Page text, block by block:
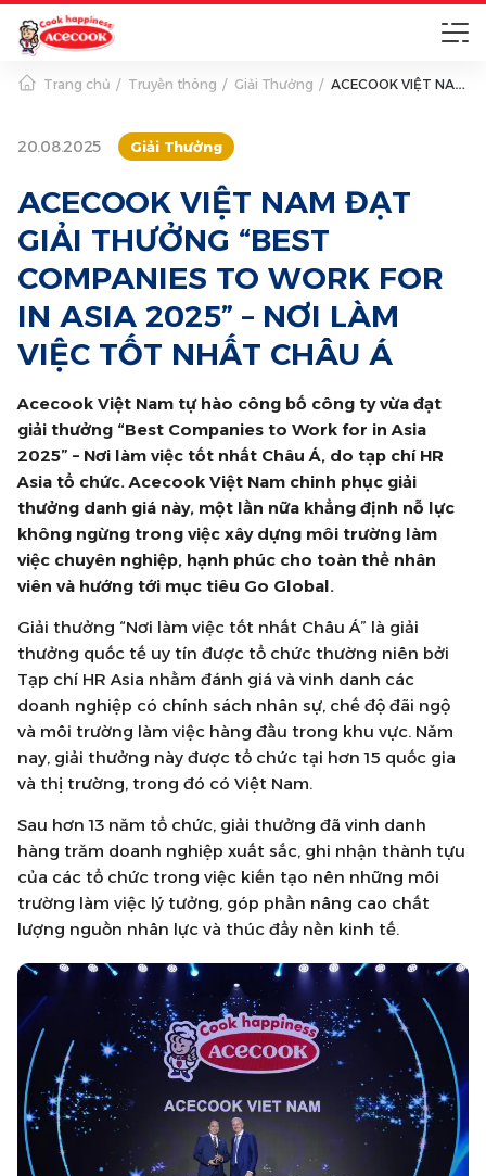
Trang chủ Truyền thông Giải Thưởng ACECOOK VIỆT NAM ĐẠT GIẢI THƯỞNG “BEST COMPANIES TO WORK FOR IN ASIA 2025” – NƠI LÀM VIỆC TỐT NHẤT CHÂU Á
20.08.2025 Giải Thưởng
ACECOOK VIỆT NAM ĐẠT
GIẢI THƯỞNG “BEST
COMPANIES TO WORK FOR
IN ASIA 2025” – NƠI LÀM
VIỆC TỐT NHẤT CHÂU Á
Acecook Việt Nam tự hào công bố công ty vừa đạt
giải thưởng “Best Companies to Work for in Asia
2025” – Nơi làm việc tốt nhất Châu Á, do tạp chí HR
Asia tổ chức. Acecook Việt Nam chinh phục giải
thưởng danh giá này, một lần nữa khẳng định nỗ lực
không ngừng trong việc xây dựng môi trường làm
việc chuyên nghiệp, hạnh phúc cho toàn thể nhân
viên và hướng tới mục tiêu Go Global.
Giải thưởng “Nơi làm việc tốt nhất Châu Á” là giải
thưởng quốc tế uy tín được tổ chức thường niên bởi
Tạp chí HR Asia nhằm đánh giá và vinh danh các
doanh nghiệp có chính sách nhân sự, chế độ đãi ngộ
và môi trường làm việc hàng đầu trong khu vực. Năm
nay, giải thưởng này được tổ chức tại hơn 15 quốc gia
và thị trường, trong đó có Việt Nam.
Sau hơn 13 năm tổ chức, giải thưởng đã vinh danh
hàng trăm doanh nghiệp xuất sắc, ghi nhận thành tựu
của các tổ chức trong việc kiến tạo nên những môi
trường làm việc lý tưởng, góp phần nâng cao chất
lượng nguồn nhân lực và thúc đẩy nền kinh tế.